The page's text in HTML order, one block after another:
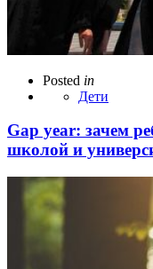
Posted in
Дети
Gap year: зачем
школой и